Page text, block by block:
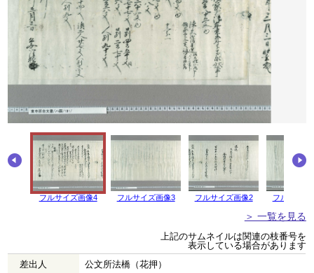
フルサイズ画像4 フルサイズ画像3 フルサイズ画像2 フルサイズ
＞ 一覧を見る
上記のサムネイルは関連の枝番号を
表示している場合があります
差出人
公文所法橋（花押）